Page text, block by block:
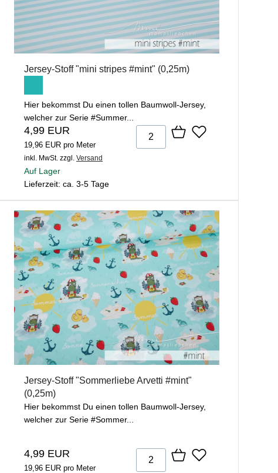
Jersey-Stoff "mini stripes #mint" (0,25m)
Hier bekommst Du einen tollen Baumwoll-Jersey,
welcher zur Serie #Summer...
4,99 EUR
19,96 EUR pro Meter
inkl. MwSt. zzgl. Versand
Auf Lager
Lieferzeit: ca. 3-5 Tage
Jersey-Stoff "Sommerliebe Arvetti #mint"
(0,25m)
Hier bekommst Du einen tollen Baumwoll-Jersey,
welcher zur Serie #Sommer...
4,99 EUR
19,96 EUR pro Meter